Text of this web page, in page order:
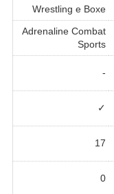
Wrestling e Boxe
Adrenaline Combat
Sports
-
✓
17
0